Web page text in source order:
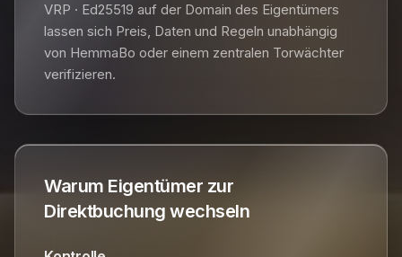
VRP · Ed25519 auf der Domain des Eigentümers
lassen sich Preis, Daten und Regeln unabhängig
von HemmaBo oder einem zentralen Torwächter
verifizieren.
Warum Eigentümer zur
Direktbuchung wechseln